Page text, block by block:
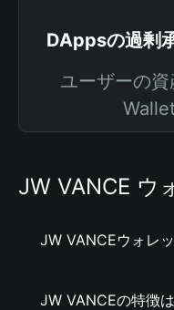
DAppsの過剰
ユーザーの
JW VANCE ウ
JW VANCEウォレ
JW VANCEの特徴